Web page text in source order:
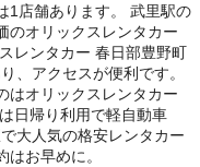
1店舗あります。 武里駅の
のオリックスレンタカー
レンタカー 春日部豊野町
、アクセスが便利です。
はオリックスレンタカー
日帰り利用で軽自動車
大人気の格安レンタカー
お早めに。